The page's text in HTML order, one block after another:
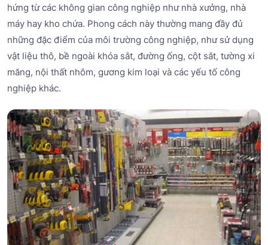
hứng từ các không gian công nghiệp như nhà xưởng, nhà
máy hay kho chứa. Phong cách này thường mang đầy đủ
những đặc điểm của môi trường công nghiệp, như sử dụng
vật liệu thô, bề ngoài khóa sắt, đường ống, cột sắt, tường xi
măng, nội thất nhôm, gương kim loại và các yếu tố công
nghiệp khác.